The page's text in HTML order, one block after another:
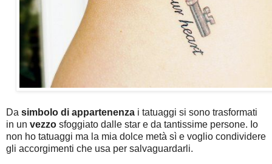
Da simbolo di appartenenza i tatuaggi si sono trasformati
in un vezzo sfoggiato dalle star e da tantissime persone. Io
non ho tatuaggi ma la mia dolce metà sì e voglio condividere
gli accorgimenti che usa per salvaguardarli.